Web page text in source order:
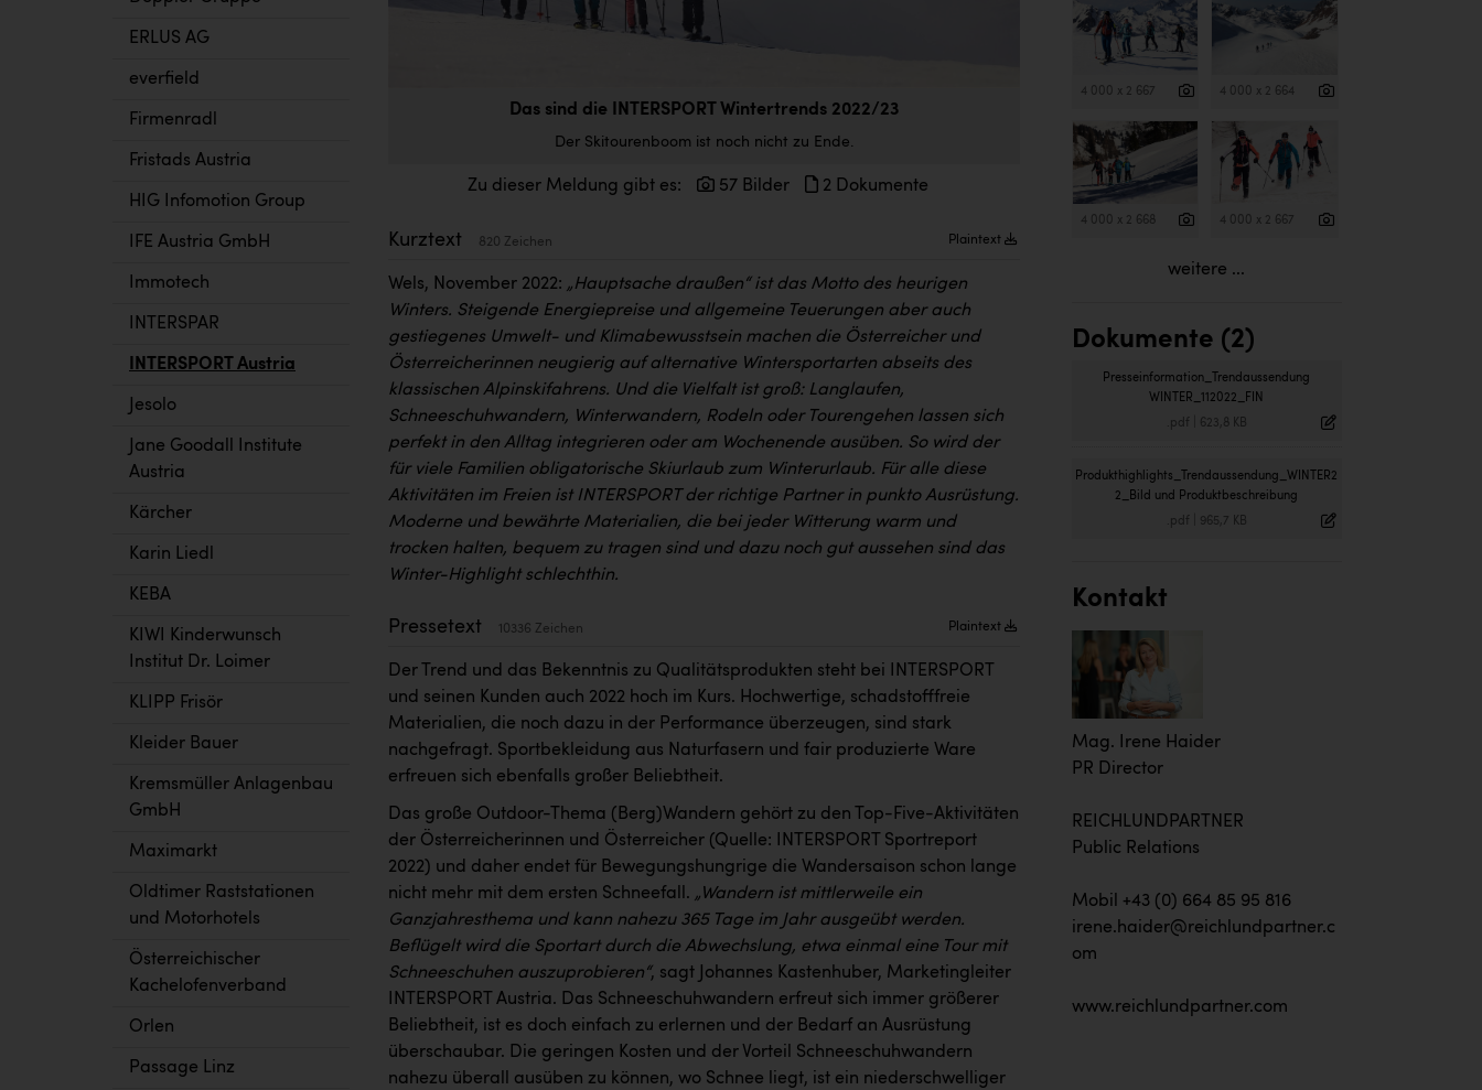
ERLUS AG
everfield
Firmenradl
Fristads Austria
HIG Infomotion Group
IFE Austria GmbH
Immotech
INTERSPAR
INTERSPORT Austria
Jesolo
Jane Goodall Institute
Austria
Kärcher
Karin Liedl
KEBA
KIWI Kinderwunsch
Institut Dr. Loimer
KLIPP Frisör
Kleider Bauer
Kremsmüller Anlagenbau
GmbH
Maximarkt
Oldtimer Raststationen
und Motorhotels
Österreichischer
Kachelofenverband
Orlen
Passage Linz
Das sind die INTERSPORT Wintertrends 2022/23
Der Skitourenboom ist noch nicht zu Ende.
Zu dieser Meldung gibt es: 57 Bilder 2 Dokumente
Kurztext 820 Zeichen Plaintext
Wels, November 2022: „Hauptsache draußen“ ist das Motto des heurigen
Winters. Steigende Energiepreise und allgemeine Teuerungen aber auch
gestiegenes Umwelt- und Klimabewusstsein machen die Österreicher und
Österreicherinnen neugierig auf alternative Wintersportarten abseits des
klassischen Alpinskifahrens. Und die Vielfalt ist groß: Langlaufen,
Schneeschuhwandern, Winterwandern, Rodeln oder Tourengehen lassen sich
perfekt in den Alltag integrieren oder am Wochenende ausüben. So wird der
für viele Familien obligatorische Skiurlaub zum Winterurlaub. Für alle diese
Aktivitäten im Freien ist INTERSPORT der richtige Partner in punkto Ausrüstung.
Moderne und bewährte Materialien, die bei jeder Witterung warm und
trocken halten, bequem zu tragen sind und dazu noch gut aussehen sind das
Winter-Highlight schlechthin.
Pressetext 10336 Zeichen Plaintext
Der Trend und das Bekenntnis zu Qualitätsprodukten steht bei INTERSPORT
und seinen Kunden auch 2022 hoch im Kurs. Hochwertige, schadstofffreie
Materialien, die noch dazu in der Performance überzeugen, sind stark
nachgefragt. Sportbekleidung aus Naturfasern und fair produzierte Ware
erfreuen sich ebenfalls großer Beliebtheit.
Das große Outdoor-Thema (Berg)Wandern gehört zu den Top-Five-Aktivitäten
der Österreicherinnen und Österreicher (Quelle: INTERSPORT Sportreport
2022) und daher endet für Bewegungshungrige die Wandersaison schon lange
nicht mehr mit dem ersten Schneefall. „Wandern ist mittlerweile ein
Ganzjahresthema und kann nahezu 365 Tage im Jahr ausgeübt werden.
Beflügelt wird die Sportart durch die Abwechslung, etwa einmal eine Tour mit
Schneeschuhen auszuprobieren“, sagt Johannes Kastenhuber, Marketingleiter
INTERSPORT Austria. Das Schneeschuhwandern erfreut sich immer größerer
Beliebtheit, ist es doch einfach zu erlernen und der Bedarf an Ausrüstung
überschaubar. Die geringen Kosten und der Vorteil Schneeschuhwandern
nahezu überall ausüben zu können, wo Schnee liegt, ist ein niederschwelliger
4 000 x 2 667 4 000 x 2 664
4 000 x 2 668 4 000 x 2 667
weitere ...
Dokumente (2)
Presseinformation_Trendaussendung
WINTER_112022_FIN
.pdf 623,8 KB
Produkthighlights_Trendaussendung_WINTER2
2_Bild und Produktbeschreibung
.pdf 965,7 KB
Kontakt
Mag. Irene Haider
PR Director
REICHLUNDPARTNER
Public Relations
Mobil +43 (0) 664 85 95 816
irene.haider@reichlundpartner.c
om
www.reichlundpartner.com